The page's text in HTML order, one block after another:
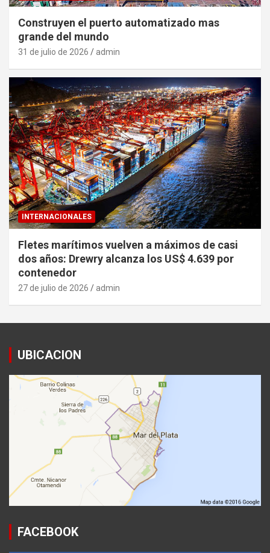
Construyen el puerto automatizado mas
grande del mundo
31 de julio de 2026 admin
INTERNACIONALES
Fletes marítimos vuelven a máximos de casi
dos años: Drewry alcanza los US$ 4.639 por
contenedor
27 de julio de 2026 admin
UBICACION
FACEBOOK